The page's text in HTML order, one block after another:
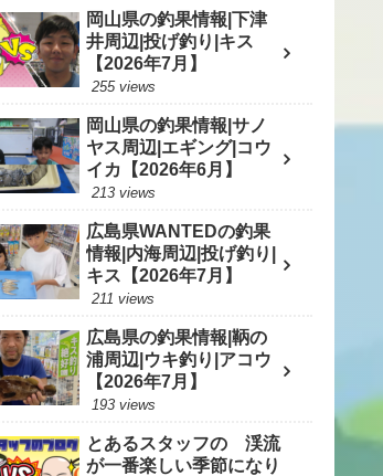
岡山県の釣果情報|下津
井周辺|投げ釣り|キス
【2026年7月】
255 views
岡山県の釣果情報|サノ
ヤス周辺|エギング|コウ
イカ【2026年6月】
213 views
広島県WANTEDの釣果
情報|内海周辺|投げ釣り|
キス【2026年7月】
211 views
広島県の釣果情報|鞆の
浦周辺|ウキ釣り|アコウ
【2026年7月】
193 views
とあるスタッフの 渓流
が一番楽しい季節になり